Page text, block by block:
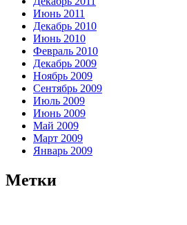
Июнь 2011
Декабрь 2010
Июнь 2010
Февраль 2010
Декабрь 2009
Ноябрь 2009
Сентябрь 2009
Июль 2009
Июнь 2009
Май 2009
Март 2009
Январь 2009
Метки